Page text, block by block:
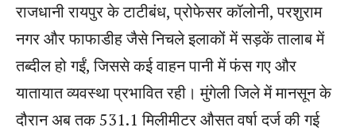
राजधानी रायपुर के टाटीबंध, प्रोफेसर कॉलोनी, परशुराम
नगर और फाफाडीह जैसे निचले इलाकों में सड़कें तालाब में
तब्दील हो गईं, जिससे कई वाहन पानी में फंस गए और
यातायात व्यवस्था प्रभावित रही। मुंगेली जिले में मानसून के
दौरान अब तक 531.1 मिलीमीटर औसत वर्षा दर्ज की गई